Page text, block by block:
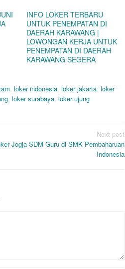
INFO LOKER TERBARU
UNTUK PENEMPATAN DI
DAERAH KARAWANG |
LOWONGAN KERJA UNTUK
PENEMPATAN DI DAERAH
KARAWANG SEGERA
, loker indonesia, loker jakarta, loker
, loker surabaya, loker ujung
Next post
Jogja SDM Guru di SMK Pembaharuan
Indonesia